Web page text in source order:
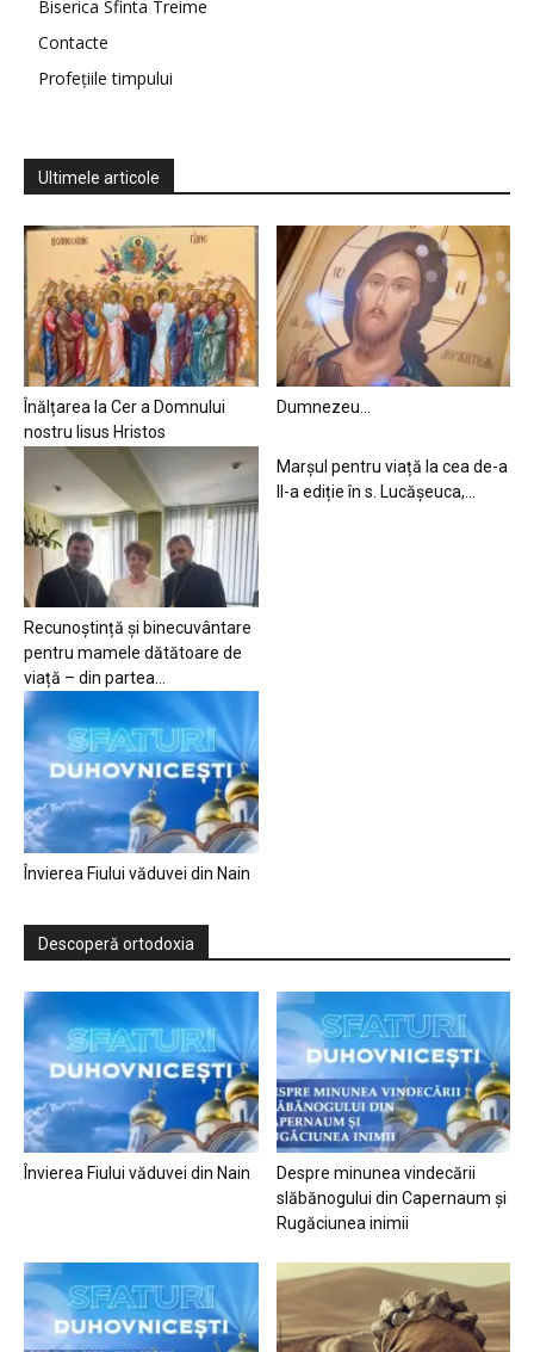
Biserica Sfinta Treime
Contacte
Profețiile timpului
Ultimele articole
Înălțarea la Cer a Domnului
nostru Iisus Hristos
Dumnezeu…
Recunoștință și binecuvântare
pentru mamele dătătoare de
viață – din partea...
Marșul pentru viață la cea de-a
II-a ediție în s. Lucășeuca,...
Învierea Fiului văduvei din Nain
Descoperă ortodoxia
Învierea Fiului văduvei din Nain
Despre minunea vindecării
slăbănogului din Capernaum și
Rugăciunea inimii